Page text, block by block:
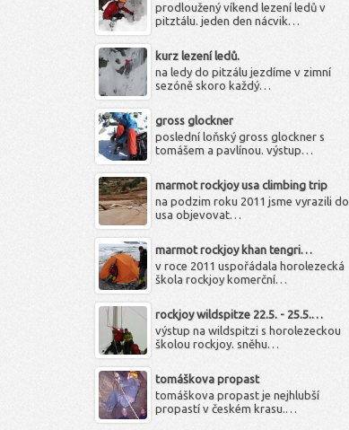
prodloužený víkend lezení ledů v
pitztálu. jeden den nácvik…
kurz lezení ledů.
na ledy do pitzálu jezdíme v zimní
sezóně skoro každý…
gross glockner
poslední loňský gross glockner s
tomášem a pavlínou. výstup…
marmot rockjoy usa climbing trip
na podzim roku 2011 jsme vyrazili do
usa objevovat…
marmot rockjoy khan tengri…
v roce 2011 uspořádala horolezecká
škola rockjoy komerční…
rockjoy wildspitze 22.5. - 25.5.…
výstup na wildspitzi s horolezeckou
školou rockjoy. sněhu…
tomáškova propast
tomáškova propast je nejhlubší
propastí v českém krasu.…